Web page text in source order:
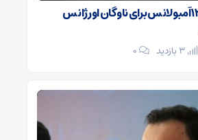
تفاهم‌نامه خرید ۱۲ آمبولانس برای ناوگان اورژانس
۰